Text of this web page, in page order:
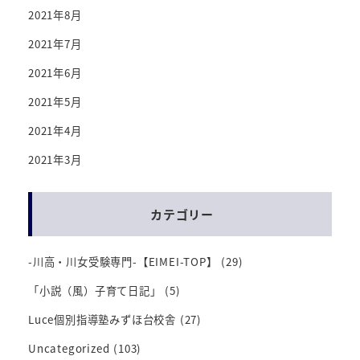
2021年8月
2021年7月
2021年6月
2021年5月
2021年4月
2021年3月
カテゴリー
-川高・川女受験専門-【EIMEI-TOP】
(29)
「小説（風）子育て日記」
(5)
Luce個別指導塾みずほ台校舎 (27)
Uncategorized (103)